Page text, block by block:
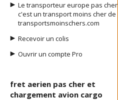
Le transporteur europe pas cher
c'est un transport moins cher de
transportsmoinschers.com
Recevoir un colis
Ouvrir un compte Pro
fret aerien pas cher et
chargement avion cargo